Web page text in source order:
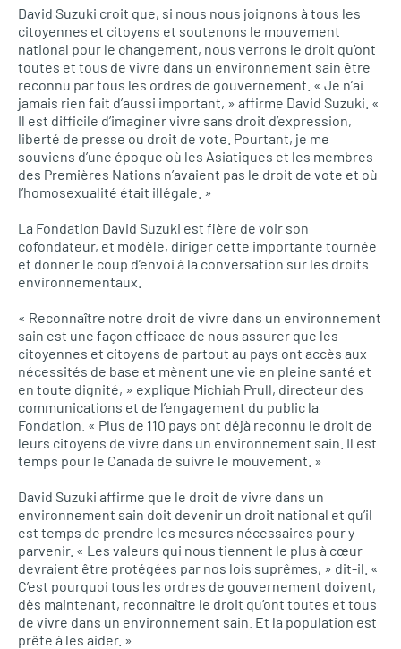
David Suzuki croit que, si nous nous joignons à tous les
citoyennes et citoyens et soutenons le mouvement
national pour le changement, nous verrons le droit qu’ont
toutes et tous de vivre dans un environnement sain être
reconnu par tous les ordres de gouvernement. « Je n’ai
jamais rien fait d’aussi important, » affirme David Suzuki. «
Il est difficile d’imaginer vivre sans droit d’expression,
liberté de presse ou droit de vote. Pourtant, je me
souviens d’une époque où les Asiatiques et les membres
des Premières Nations n’avaient pas le droit de vote et où
l’homosexualité était illégale. »
La Fondation David Suzuki est fière de voir son
cofondateur, et modèle, diriger cette importante tournée
et donner le coup d’envoi à la conversation sur les droits
environnementaux.
« Reconnaître notre droit de vivre dans un environnement
sain est une façon efficace de nous assurer que les
citoyennes et citoyens de partout au pays ont accès aux
nécessités de base et mènent une vie en pleine santé et
en toute dignité, » explique Michiah Prull, directeur des
communications et de l’engagement du public la
Fondation. « Plus de 110 pays ont déjà reconnu le droit de
leurs citoyens de vivre dans un environnement sain. Il est
temps pour le Canada de suivre le mouvement. »
David Suzuki affirme que le droit de vivre dans un
environnement sain doit devenir un droit national et qu’il
est temps de prendre les mesures nécessaires pour y
parvenir. « Les valeurs qui nous tiennent le plus à cœur
devraient être protégées par nos lois suprêmes, » dit-il. «
C’est pourquoi tous les ordres de gouvernement doivent,
dès maintenant, reconnaître le droit qu’ont toutes et tous
de vivre dans un environnement sain. Et la population est
prête à les aider. »